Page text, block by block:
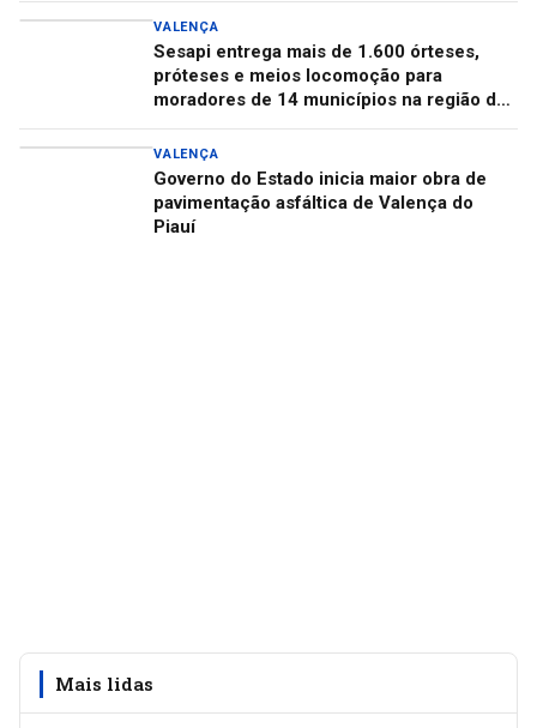
VALENÇA
Sesapi entrega mais de 1.600 órteses,
próteses e meios locomoção para
moradores de 14 municípios na região de
Valença
VALENÇA
Governo do Estado inicia maior obra de
pavimentação asfáltica de Valença do
Piauí
Mais lidas